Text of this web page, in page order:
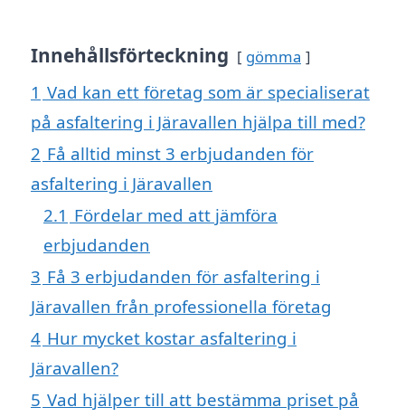
Innehållsförteckning gömma
1 Vad kan ett företag som är specialiserat
på asfaltering i Järavallen hjälpa till med?
2 Få alltid minst 3 erbjudanden för
asfaltering i Järavallen
2.1 Fördelar med att jämföra
erbjudanden
3 Få 3 erbjudanden för asfaltering i
Järavallen från professionella företag
4 Hur mycket kostar asfaltering i
Järavallen?
5 Vad hjälper till att bestämma priset på